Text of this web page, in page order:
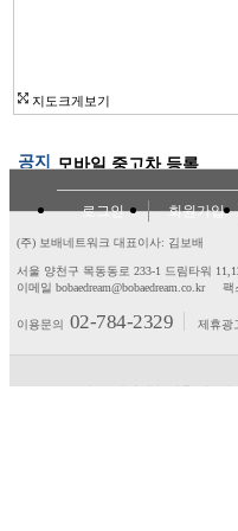
지도크게보기
공지 모바일 중고차 등록
로그인 회원가입
(주) 보배네트워크 대표이사: 김보배
서울 양천구 목동동로 233-1 드림타워
이메일 bobaedream@bobaedream.co.kr
팩
이용문의 02-784-2329 제휴광